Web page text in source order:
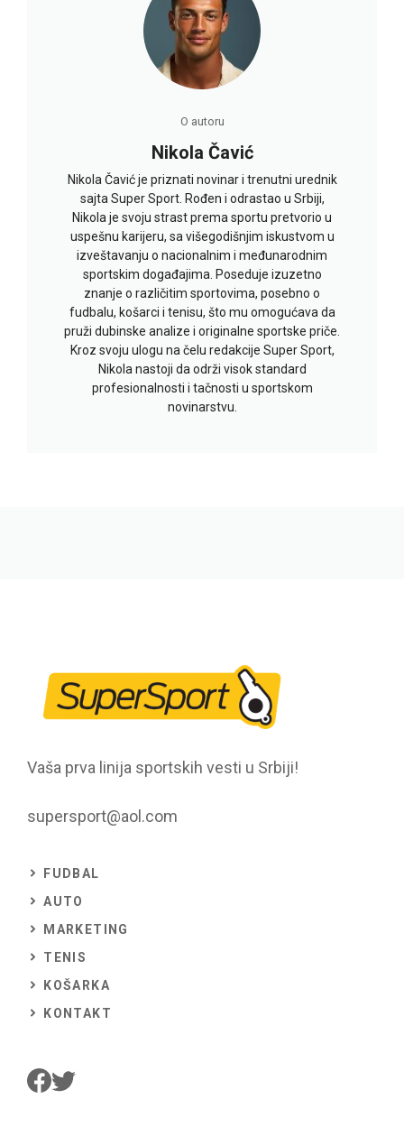
O autoru
Nikola Čavić
Nikola Čavić je priznati novinar i trenutni urednik
sajta Super Sport. Rođen i odrastao u Srbiji,
Nikola je svoju strast prema sportu pretvorio u
uspešnu karijeru, sa višegodišnjim iskustvom u
izveštavanju o nacionalnim i međunarodnim
sportskim događajima. Poseduje izuzetno
znanje o različitim sportovima, posebno o
fudbalu, košarci i tenisu, što mu omogućava da
pruži dubinske analize i originalne sportske priče.
Kroz svoju ulogu na čelu redakcije Super Sport,
Nikola nastoji da održi visok standard
profesionalnosti i tačnosti u sportskom
novinarstvu.
Vaša prva linija sportskih vesti u Srbiji!
supersport@aol.com
FUDBAL
AUTO
MARKETING
TENIS
KOŠARKA
KONTAKT